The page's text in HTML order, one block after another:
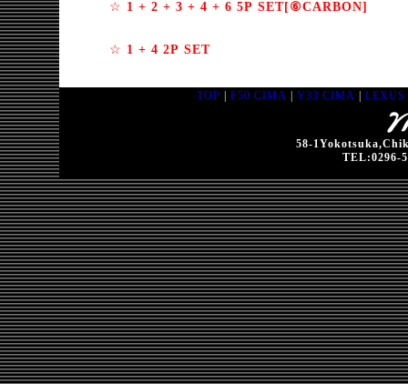
☆ 1 + 2 + 3 + 4 + 6 5P SET[⑥CARBON]
☆ 1 + 4 2P SET
TOP F50 CIMA Y33 CIMA LEXUS
58-
TEL:0296-